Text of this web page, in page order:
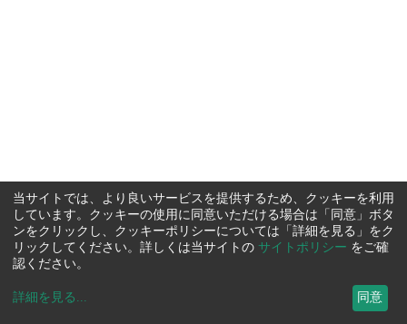
当サイトでは、より良いサービスを提供するため、クッキーを利用
しています。クッキーの使用に同意いただける場合は「同意」ボタ
ンをクリックし、クッキーポリシーについては「詳細を見る」をク
リックしてください。詳しくは当サイトの サイトポリシー をご確
認ください。
詳細を見る ... 同意